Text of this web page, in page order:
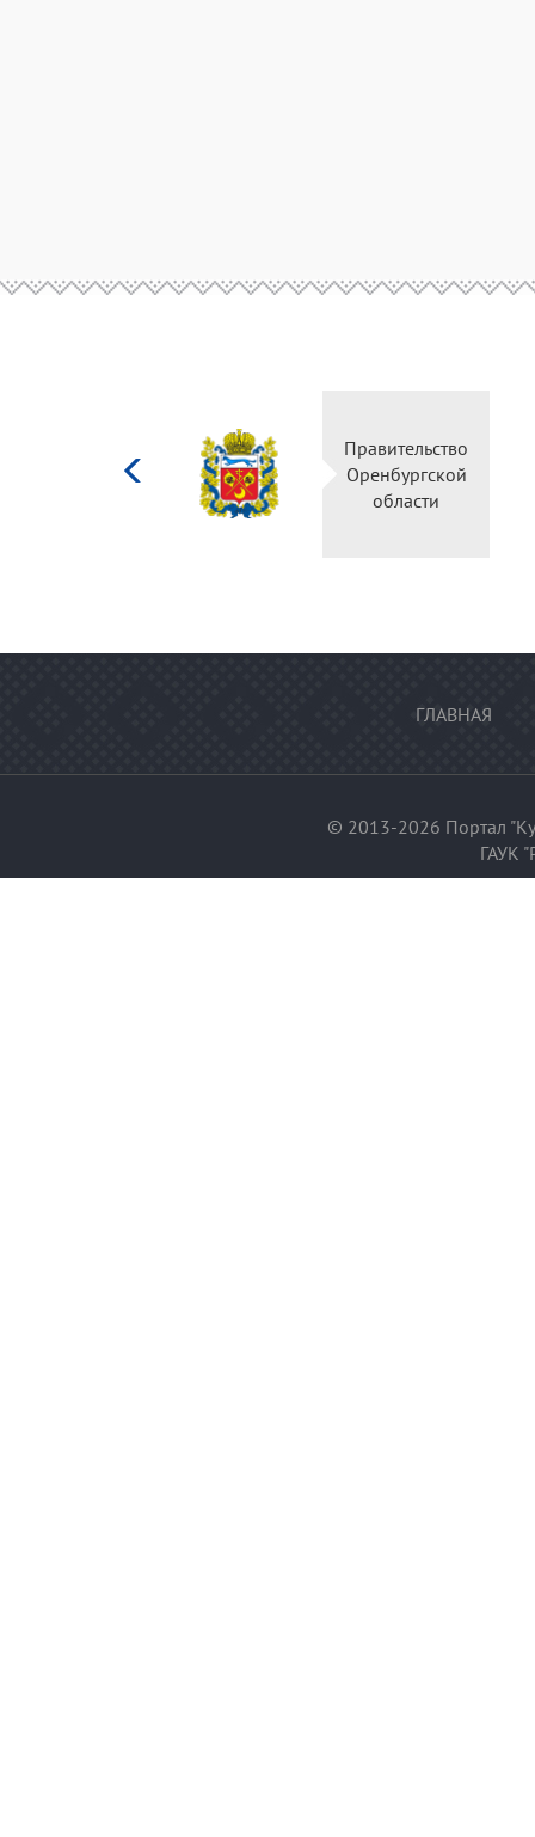
культуры
Российской
Правительство
Оренбургской
области
ГЛАВНАЯ
© 2013-2026 Портал
ГАУК